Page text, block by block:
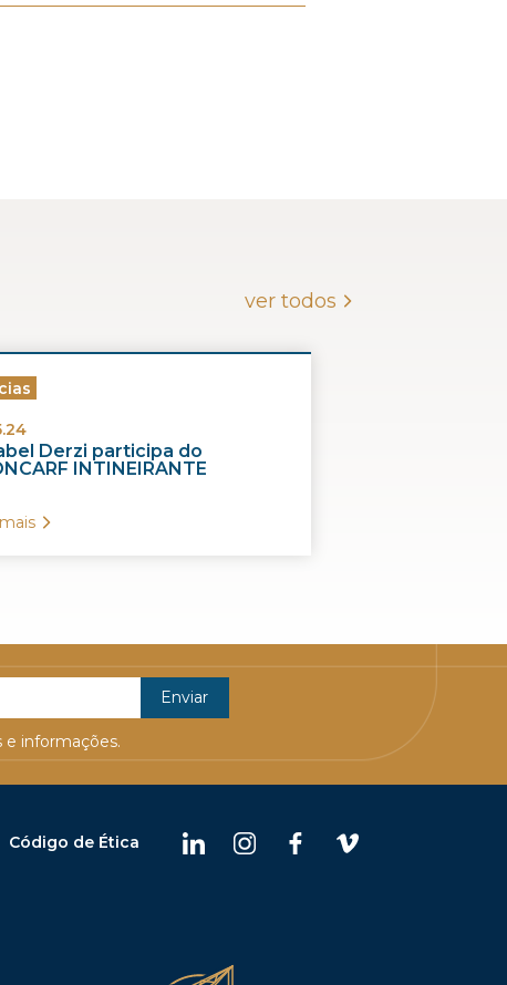
ver todos
Derzi participa do
INTINEIRANTE
informações.
Código de Ética